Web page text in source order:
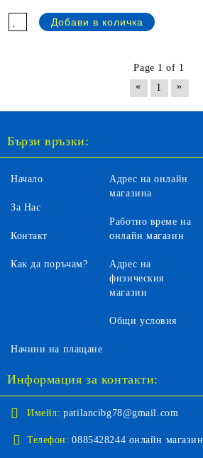
Page 1 of 1
«
1 »
Бързи връзки:
Начало
За Нас
Контакт
Как да поръчам?
Адрес на онлайн
магазина
Работно време на
онлайн магазин
Адрес на
физическия
магазин
Общи условия
Начини на плащане
Информация за контакти:
Имейл: patilancibg78@gmail.com
Телефон: 0885428244 онлайн магазин